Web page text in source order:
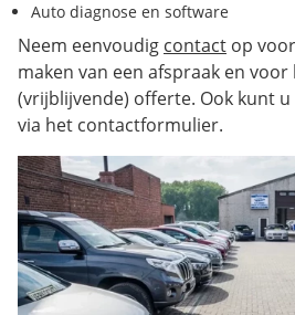
Auto diagnose en software
Neem eenvoudig contact op
maken van een afspraak en
(vrijblijvende) offerte. Ook kunt
via het contactformulier.